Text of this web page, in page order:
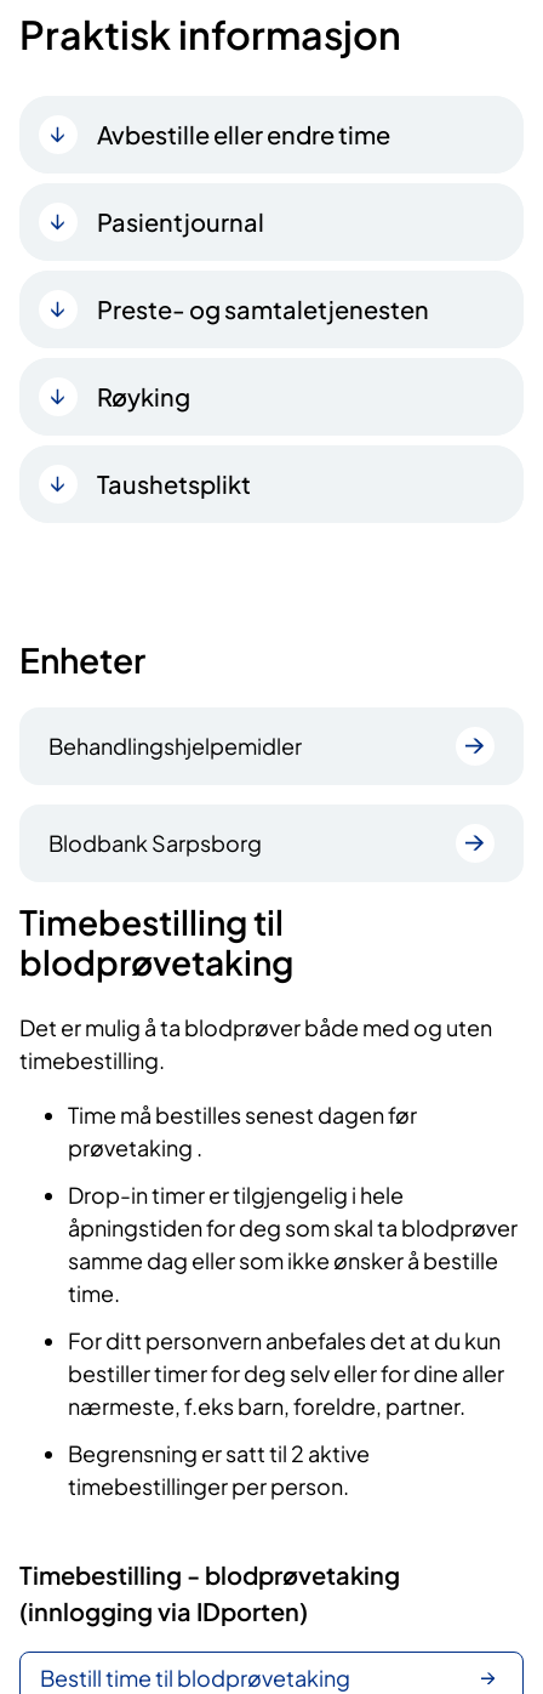
Praktisk informasjon
Avbestille eller endre time
Pasientjournal
Preste- og samtaletjenesten
Røyking
Taushetsplikt
Enheter
Behandlingshjelpemidler
Blodbank Sarpsborg
Timebestilling til
blodprøvetaking
Det er mulig å ta blodprøver både med og uten
timebestilling.
Time må bestilles senest dagen før
prøvetaking .
Drop-in timer er tilgjengelig i hele
åpningstiden for deg som skal ta blodprøver
samme dag eller som ikke ønsker å bestille
time.
For ditt personvern anbefales det at du kun
bestiller timer for deg selv eller for dine aller
nærmeste, f.eks barn, foreldre, partner.
Begrensning er satt til 2 aktive
timebestillinger per person.
Timebestilling - blodprøvetaking
(innlogging via IDporten)
Bestill time til blodprøvetaking